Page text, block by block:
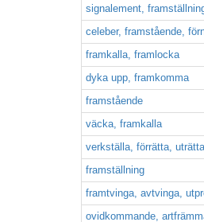
signalement,
celeber, framstående,
framkalla, framlocka
dyka upp, framkomma
framstående
väcka, framkalla
verkställa, förrätta,
framställning
framtvinga, avtvinga,
ovidkommande,